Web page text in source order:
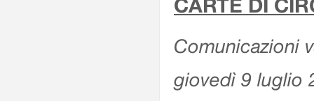
CARTE DI
Comunicazioni
giovedì 9 luglio